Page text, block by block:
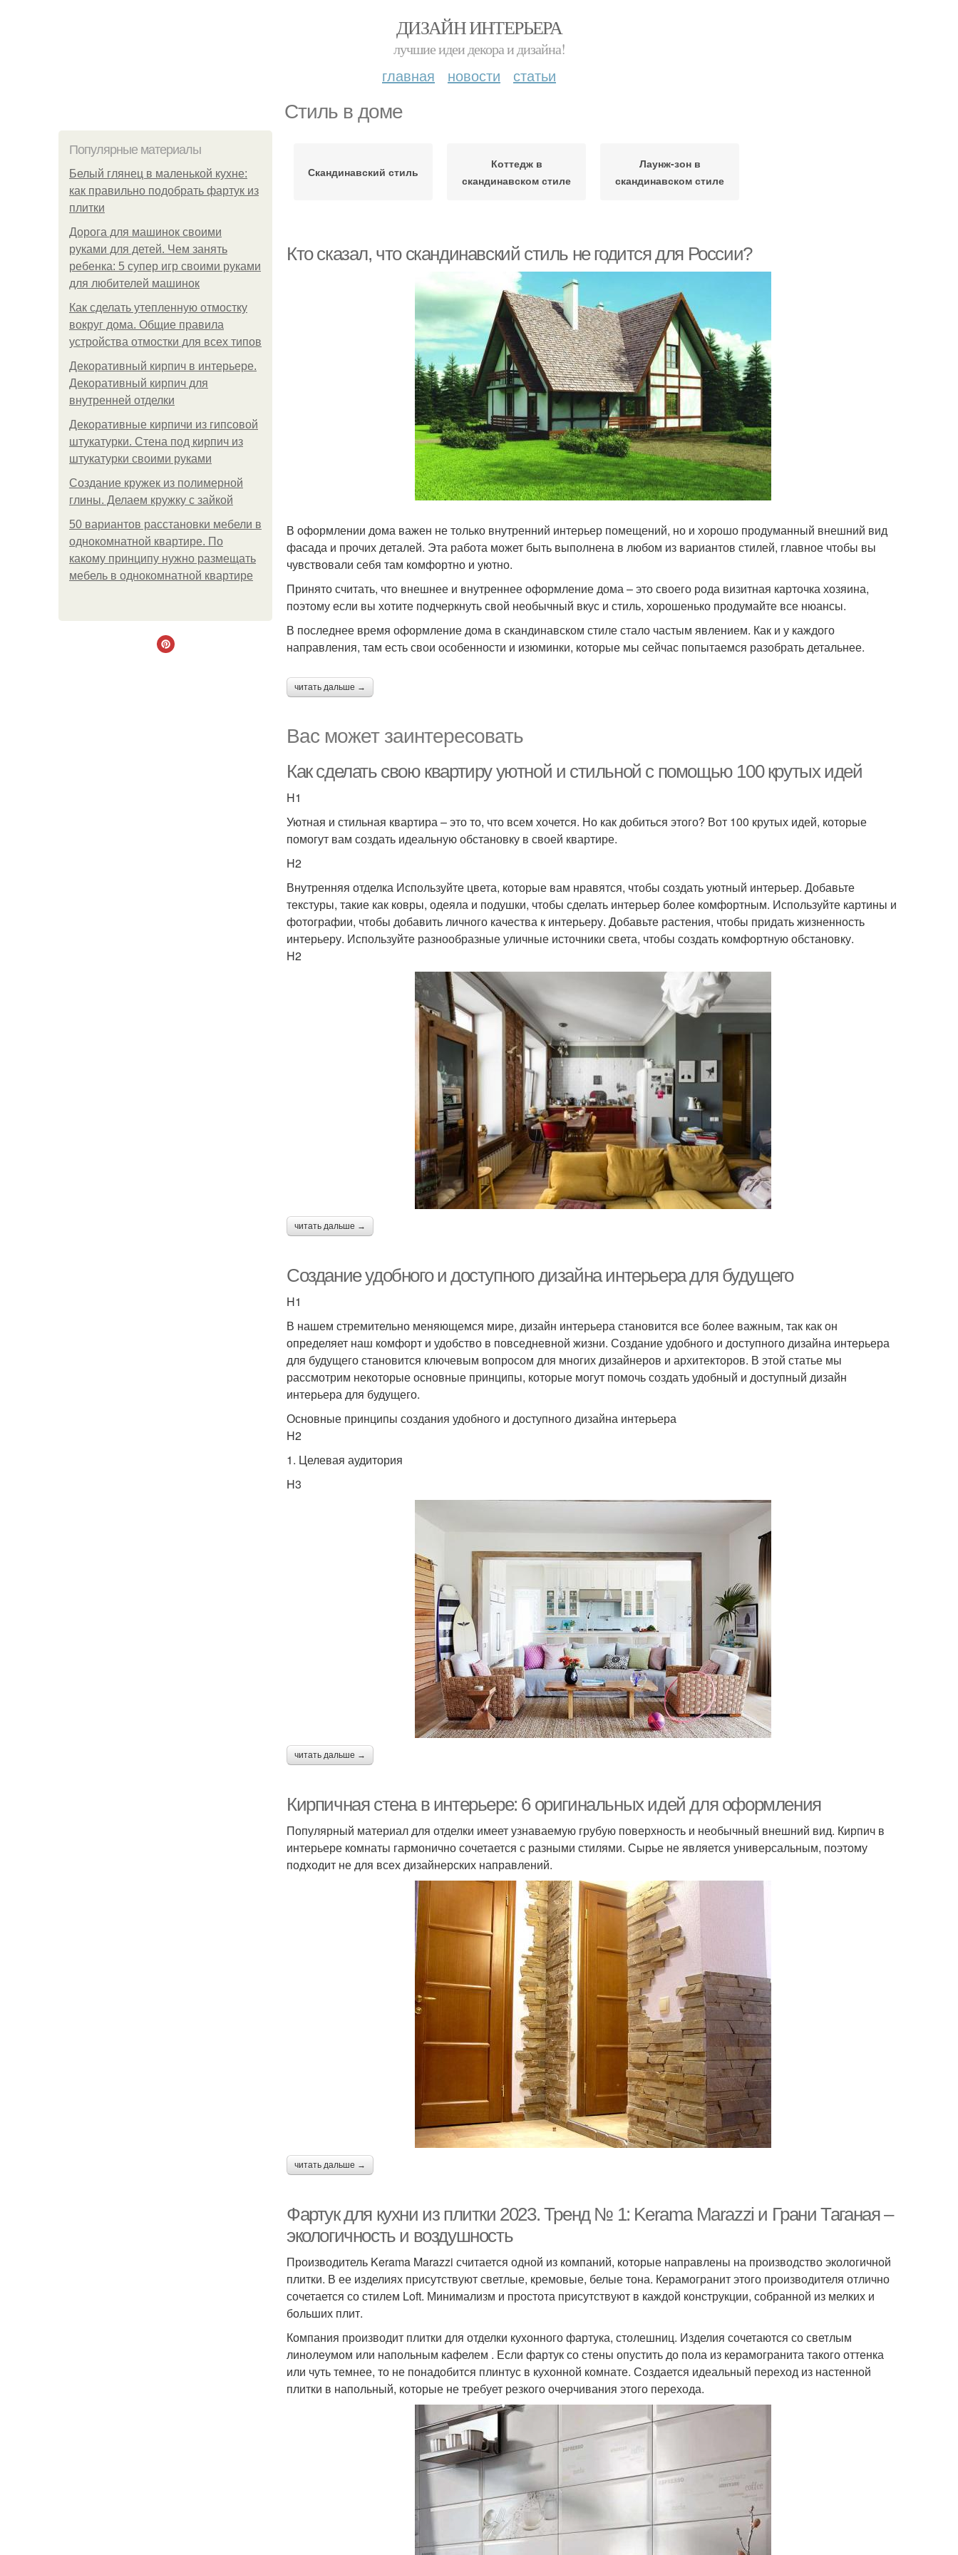
ДИЗАЙН ИНТЕРЬЕРА
лучшие идеи декора и дизайна!
главная новости статьи
Стиль в доме
Популярные материалы
Белый глянец в маленькой кухне:
как правильно подобрать фартук из
плитки
Дорога для машинок своими
руками для детей. Чем занять
ребенка: 5 супер игр своими руками
для любителей машинок
Как сделать утепленную отмостку
вокруг дома. Общие правила
устройства отмостки для всех типов
Декоративный кирпич в интерьере.
Декоративный кирпич для
внутренней отделки
Декоративные кирпичи из гипсовой
штукатурки. Стена под кирпич из
штукатурки своими руками
Создание кружек из полимерной
глины. Делаем кружку с зайкой
50 вариантов расстановки мебели в
однокомнатной квартире. По
какому принципу нужно размещать
мебель в однокомнатной квартире
Скандинавский стиль
Коттедж в
скандинавском стиле
Лаунж-зон в
скандинавском стиле
Кто сказал, что скандинавский стиль не годится для России?
В оформлении дома важен не только внутренний интерьер помещений, но и хорошо продуманный внешний вид
фасада и прочих деталей. Эта работа может быть выполнена в любом из вариантов стилей, главное чтобы вы
чувствовали себя там комфортно и уютно.
Принято считать, что внешнее и внутреннее оформление дома – это своего рода визитная карточка хозяина,
поэтому если вы хотите подчеркнуть свой необычный вкус и стиль, хорошенько продумайте все нюансы.
В последнее время оформление дома в скандинавском стиле стало частым явлением. Как и у каждого
направления, там есть свои особенности и изюминки, которые мы сейчас попытаемся разобрать детальнее.
читать дальше →
Вас может заинтересовать
Как сделать свою квартиру уютной и стильной с помощью 100 крутых идей
H1
Уютная и стильная квартира – это то, что всем хочется. Но как добиться этого? Вот 100 крутых идей, которые
помогут вам создать идеальную обстановку в своей квартире.
H2
Внутренняя отделка Используйте цвета, которые вам нравятся, чтобы создать уютный интерьер. Добавьте
текстуры, такие как ковры, одеяла и подушки, чтобы сделать интерьер более комфортным. Используйте картины и
фотографии, чтобы добавить личного качества к интерьеру. Добавьте растения, чтобы придать жизненность
интерьеру. Используйте разнообразные уличные источники света, чтобы создать комфортную обстановку.
H2
читать дальше →
Создание удобного и доступного дизайна интерьера для будущего
H1
В нашем стремительно меняющемся мире, дизайн интерьера становится все более важным, так как он
определяет наш комфорт и удобство в повседневной жизни. Создание удобного и доступного дизайна интерьера
для будущего становится ключевым вопросом для многих дизайнеров и архитекторов. В этой статье мы
рассмотрим некоторые основные принципы, которые могут помочь создать удобный и доступный дизайн
интерьера для будущего.
Основные принципы создания удобного и доступного дизайна интерьера
H2
1. Целевая аудитория
H3
читать дальше →
Кирпичная стена в интерьере: 6 оригинальных идей для оформления
Популярный материал для отделки имеет узнаваемую грубую поверхность и необычный внешний вид. Кирпич в
интерьере комнаты гармонично сочетается с разными стилями. Сырье не является универсальным, поэтому
подходит не для всех дизайнерских направлений.
читать дальше →
Фартук для кухни из плитки 2023. Тренд № 1: Kerama Marazzi и Грани Таганая –
экологичность и воздушность
Производитель Kerama Marazzi считается одной из компаний, которые направлены на производство экологичной
плитки. В ее изделиях присутствуют светлые, кремовые, белые тона. Керамогранит этого производителя отлично
сочетается со стилем Loft. Минимализм и простота присутствуют в каждой конструкции, собранной из мелких и
больших плит.
Компания производит плитки для отделки кухонного фартука, столешниц. Изделия сочетаются со светлым
линолеумом или напольным кафелем . Если фартук со стены опустить до пола из керамогранита такого оттенка
или чуть темнее, то не понадобится плинтус в кухонной комнате. Создается идеальный переход из настенной
плитки в напольный, которые не требует резкого очерчивания этого перехода.